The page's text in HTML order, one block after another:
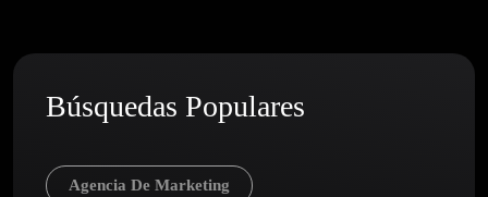
Búsquedas Populares
Agencia De Marketing